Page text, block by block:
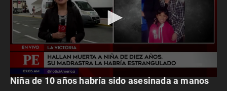
0
ACTUALIDAD
Niña de 10 años habría sido asesinada a manos